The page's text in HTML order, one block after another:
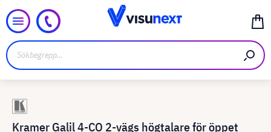
Kramer Galil 4-CO 2-vägs högtalare för öppet